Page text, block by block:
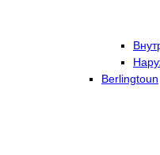
Berlingtoun